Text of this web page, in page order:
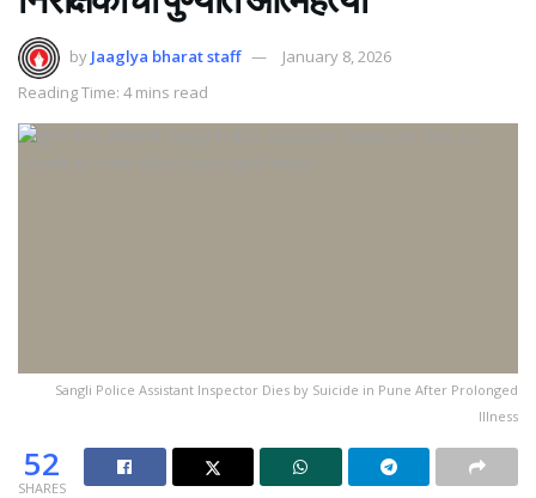
by Jaaglya bharat staff
January 8, 2026
Reading Time: 4 mins read
Sangli Police Assistant Inspector Dies by Suicide in Pune After Prolonged
Illness
52
SHARES